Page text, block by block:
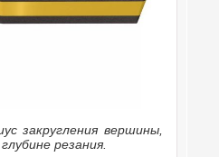
закругления вершины,
резания.